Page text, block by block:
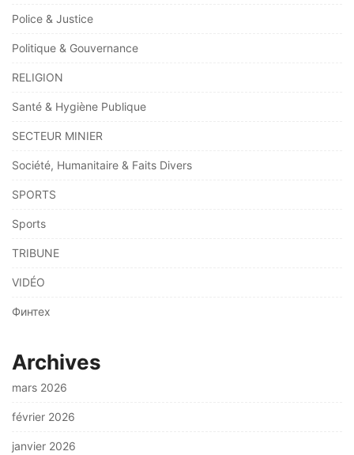
Police & Justice
Politique & Gouvernance
RELIGION
Santé & Hygiène Publique
SECTEUR MINIER
Société, Humanitaire & Faits Divers
SPORTS
Sports
TRIBUNE
VIDÉO
Финтех
Archives
mars 2026
février 2026
janvier 2026